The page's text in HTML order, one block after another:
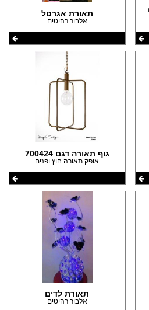
תאורת אגרטל
אלבור רהיטים
גוף תאורה דגם 700424
אופק תאורה חוץ ופנים
תאורת לדים
אלבור רהיטים